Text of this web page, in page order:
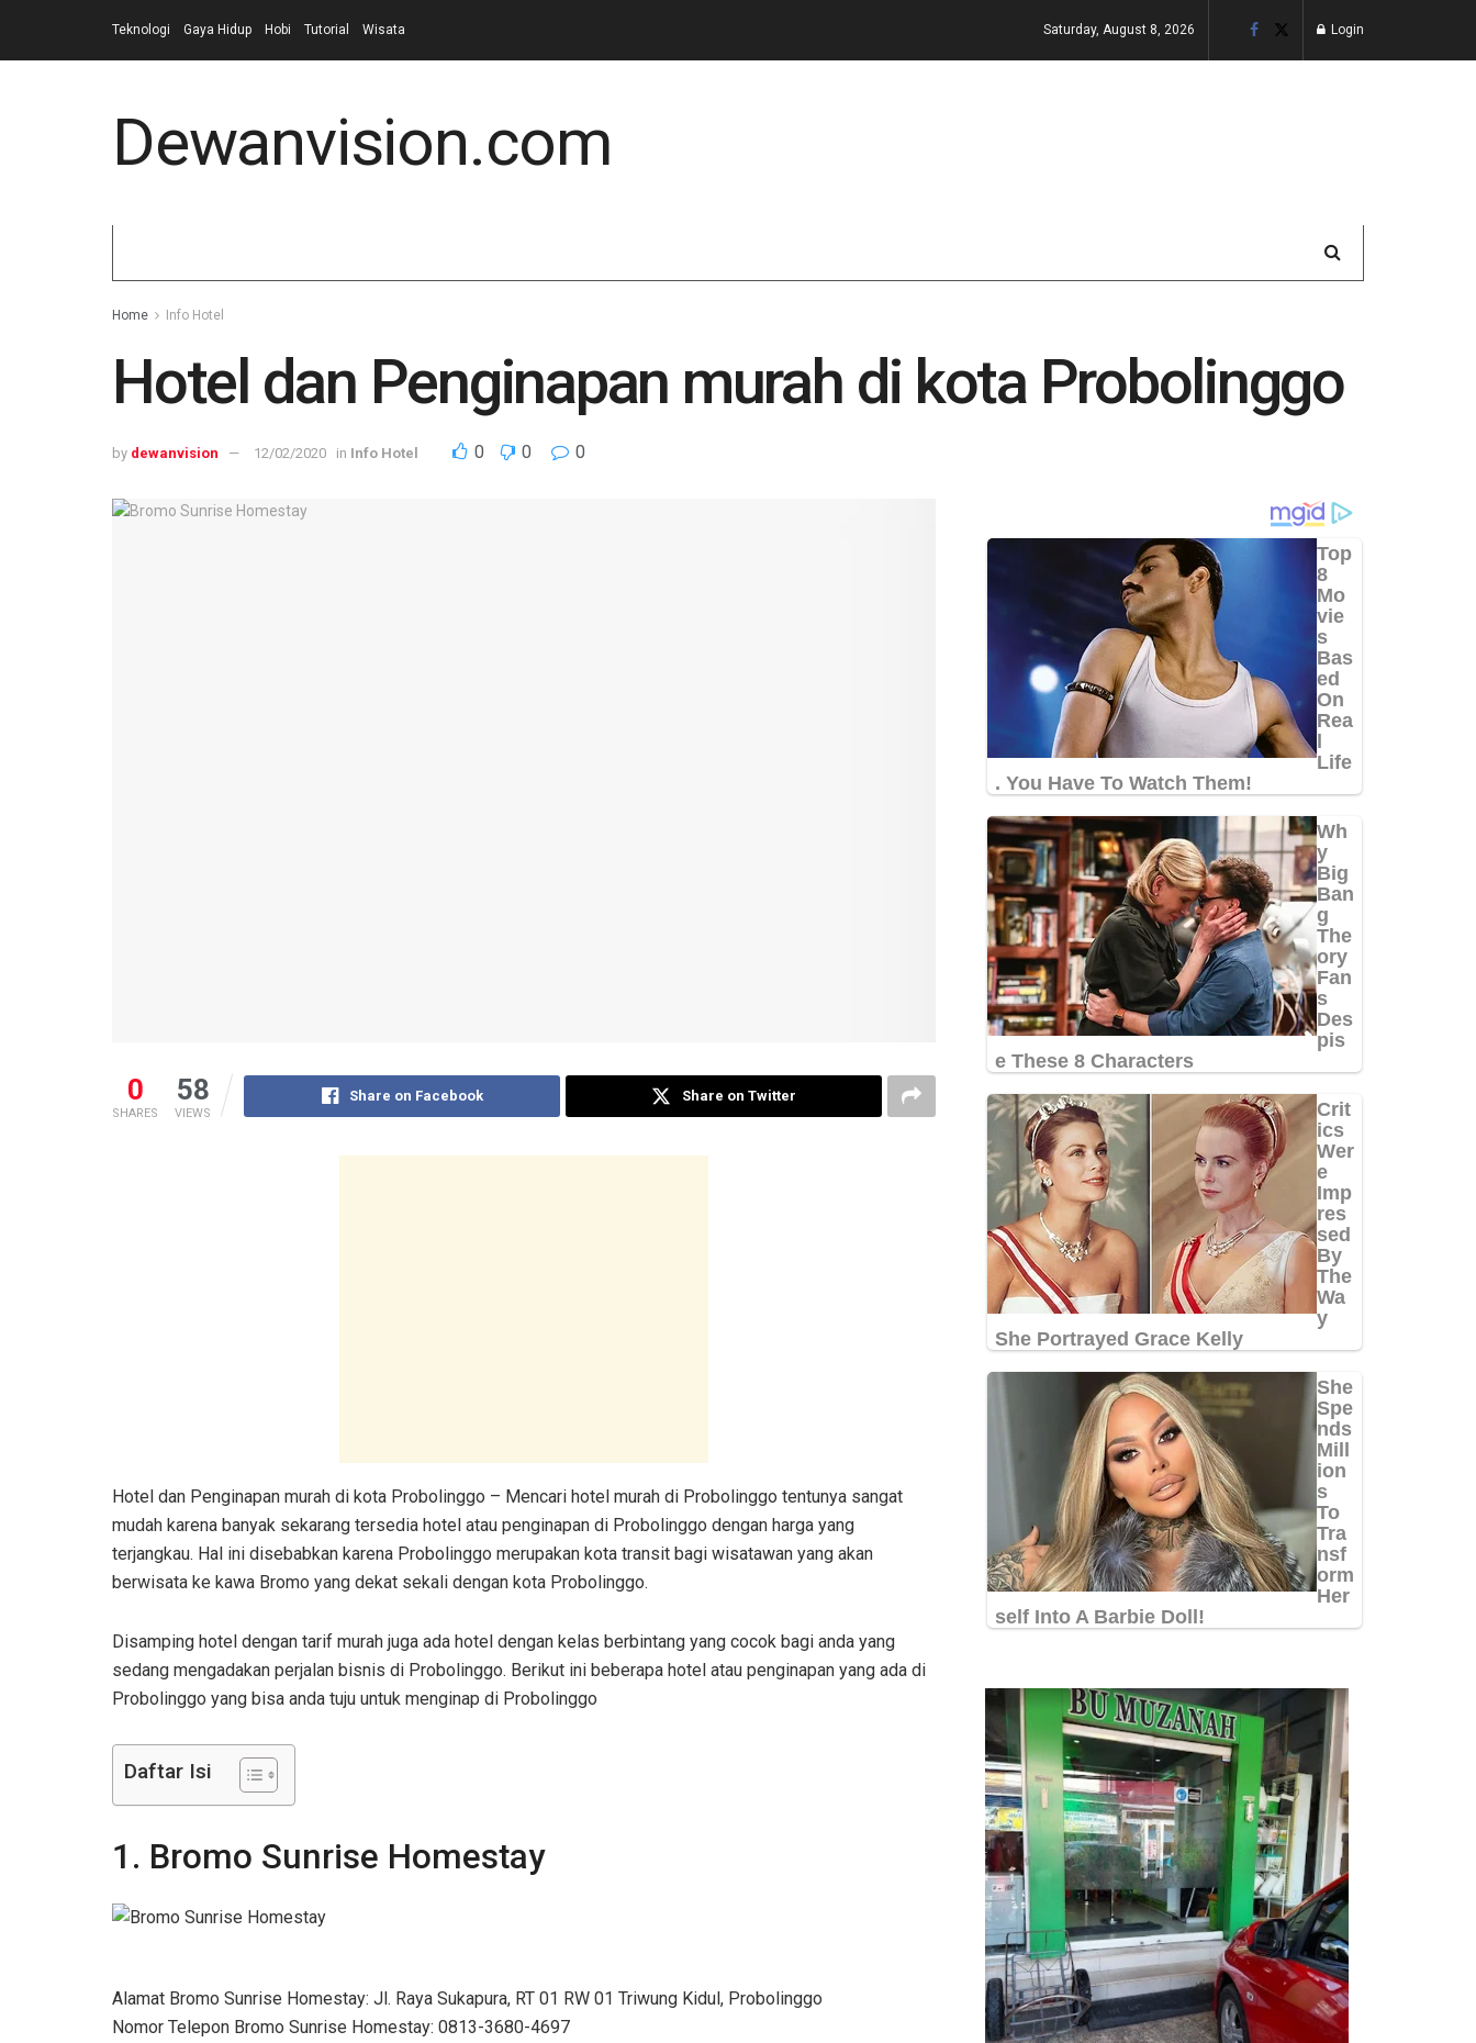
Teknologi Gaya Hidup Hobi Tutorial Wisata Saturday, August 8, 2026 Login
Dewanvision.com
Home Info Hotel
Hotel dan Penginapan murah di kota Probolinggo
by dewanvision 12/02/2020 in Info Hotel 0 0 0
0
SHARES
58
VIEWS
Share on Facebook Share on Twitter
Hotel dan Penginapan murah di kota Probolinggo – Mencari hotel murah di Probolinggo tentunya sangat
mudah karena banyak sekarang tersedia hotel atau penginapan di Probolinggo dengan harga yang
terjangkau. Hal ini disebabkan karena Probolinggo merupakan kota transit bagi wisatawan yang akan
berwisata ke kawa Bromo yang dekat sekali dengan kota Probolinggo.
Disamping hotel dengan tarif murah juga ada hotel dengan kelas berbintang yang cocok bagi anda yang
sedang mengadakan perjalan bisnis di Probolinggo. Berikut ini beberapa hotel atau penginapan yang ada di
Probolinggo yang bisa anda tuju untuk menginap di Probolinggo
Daftar Isi
1. Bromo Sunrise Homestay
Alamat Bromo Sunrise Homestay: Jl. Raya Sukapura, RT 01 RW 01 Triwung Kidul, Probolinggo
Nomor Telepon Bromo Sunrise Homestay: 0813-3680-4697